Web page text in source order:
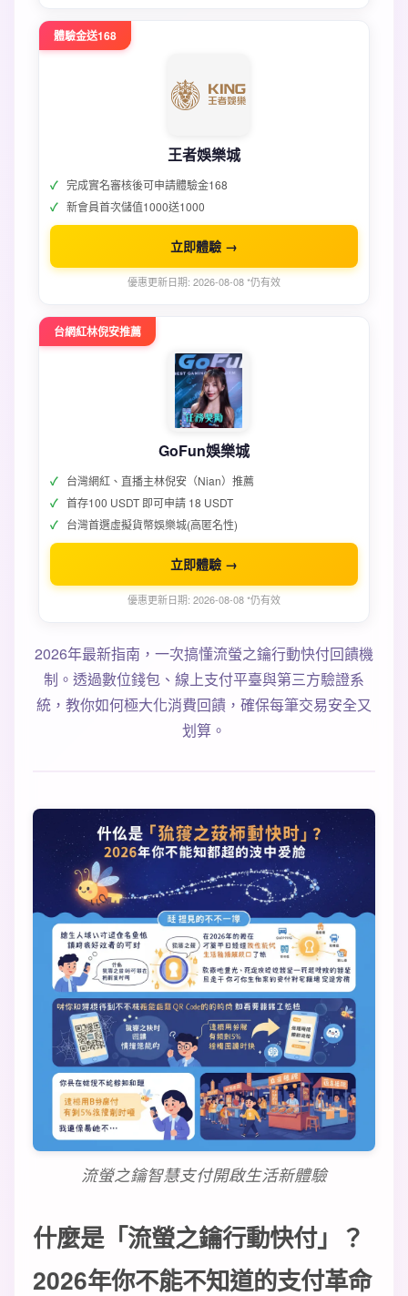
體驗金送168
王者娛樂城
完成實名審核後可申請體驗金168
新會員首次儲值1000送1000
立即體驗 →
優惠更新日期: 2026-08-08 *仍有效
台網紅林倪安推薦
GoFun娛樂城
台灣網紅、直播主林倪安（Nian）推薦
首存100 USDT 即可申請 18 USDT
台灣首選虛擬貨幣娛樂城(高匿名性)
立即體驗 →
優惠更新日期: 2026-08-08 *仍有效
2026年最新指南，一次搞懂流螢之鑰行動快付回饋機
制。透過數位錢包、線上支付平臺與第三方驗證系
統，教你如何極大化消費回饋，確保每筆交易安全又
划算。
流螢之鑰智慧支付開啟生活新體驗
什麼是「流螢之鑰行動快付」？
2026年你不能不知道的支付革命